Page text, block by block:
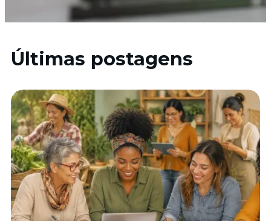
Últimas postagens